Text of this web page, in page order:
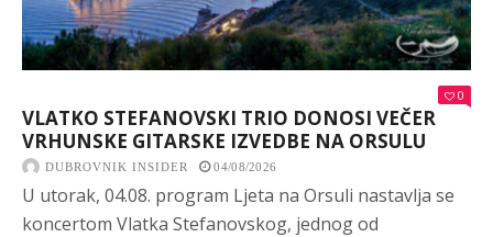
0
VLATKO STEFANOVSKI TRIO DONOSI VEČER
VRHUNSKE GITARSKE IZVEDBE NA ORSULU
DUBROVNIK INSIDER 04/08/2026
U utorak, 04.08. program Ljeta na Orsuli nastavlja se
koncertom Vlatka Stefanovskog, jednog od